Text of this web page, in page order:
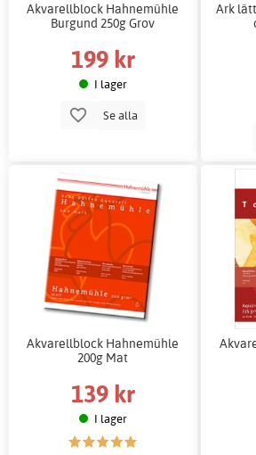
Akvarellblock Hahnemühle
Burgund 250g Grov
199 kr
I lager
Se alla
Ark
Akvarellblock Hahnemühle
200g Mat
139 kr
I lager